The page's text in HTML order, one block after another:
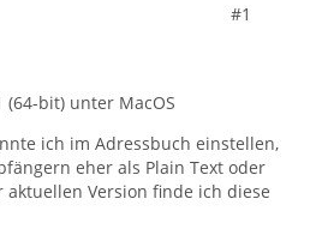
#1
(64-bit) unter MacOS
ich im Adressbuch einstellen,
eher als Plain Text oder
aktuellen Version finde ich diese